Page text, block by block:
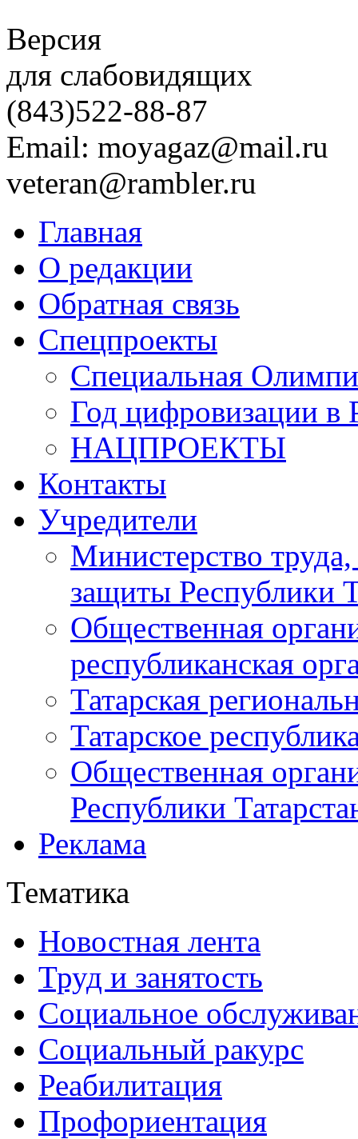
Версия
для слабовидящих
(843)522-88-87
Email: moyagaz@mail.ru
veteran@rambler.ru
Главная
О редакции
Обратная связь
Спецпроекты
Специальная
Год цифровизации в
НАЦПРОЕКТЫ
Контакты
Учредители
Министерство
защиты Республики
Общественная
республиканская
Татарская
Татарское
Общественная
Республики
Реклама
Тематика
Новостная лента
Труд и занятость
Социальное
Социальный ракурс
Реабилитация
Профориентация